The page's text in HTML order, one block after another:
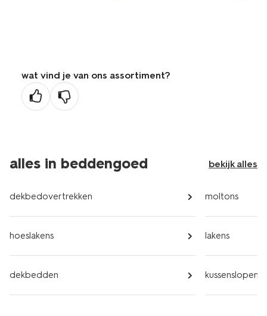
wat vind je van ons assortiment?
alles in beddengoed bekijk alles
dekbedovertrekken
hoeslakens
dekbedden
moltons
lakens
kussenslopen